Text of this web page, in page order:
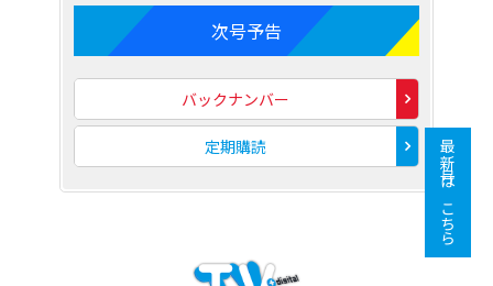
次号予告
バックナンバー
定期購読 最新号はこちら